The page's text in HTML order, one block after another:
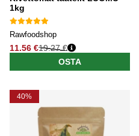
1kg
Rawfoodshop
11.56 €
Normaali hinta
19.27 €
OSTA
40%